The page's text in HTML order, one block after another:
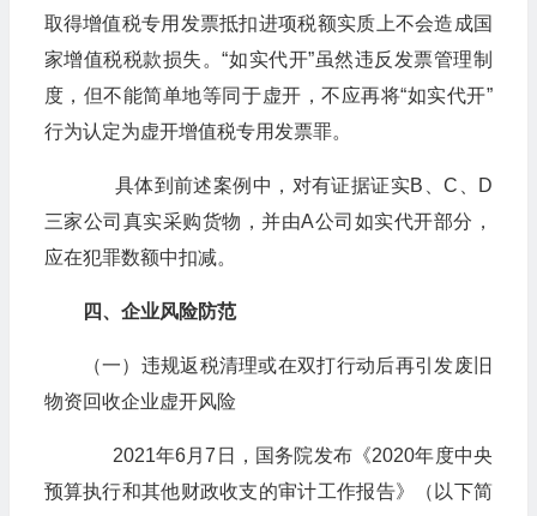
取得增值税专用发票抵扣进项税额实质上不会造成国
家增值税税款损失。“如实代开”虽然违反发票管理制
度，但不能简单地等同于虚开，不应再将“如实代开”
行为认定为虚开增值税专用发票罪。
​​​​​​​具体到前述案例中，对有证据证实B、C、D
三家公司真实采购货物，并由A公司如实代开部分，
应在犯罪数额中扣减。
四、企业风险防范
（一）违规返税清理或在双打行动后再引发废旧
物资回收企业虚开风险
​​​​​​​2021年6月7日，国务院发布《2020年度中央
预算执行和其他财政收支的审计工作报告》（以下简